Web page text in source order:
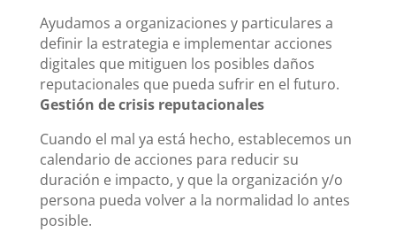
Ayudamos a organizaciones y particulares a
definir la estrategia e implementar acciones
digitales que mitiguen los posibles daños
reputacionales que pueda sufrir en el futuro.
Gestión de crisis reputacionales
Cuando el mal ya está hecho, establecemos un
calendario de acciones para reducir su
duración e impacto, y que la organización y/o
persona pueda volver a la normalidad lo antes
posible.